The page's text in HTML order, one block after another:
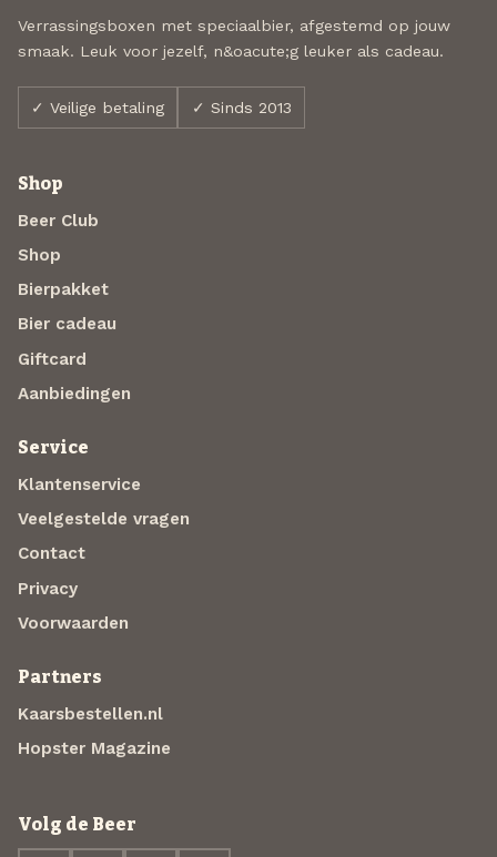
Verrassingsboxen met speciaalbier, afgestemd op jouw
smaak. Leuk voor jezelf, n&oacute;g leuker als cadeau.
✓ Veilige betaling ✓ Sinds 2013
Shop
Beer Club
Shop
Bierpakket
Bier cadeau
Giftcard
Aanbiedingen
Service
Klantenservice
Veelgestelde vragen
Contact
Privacy
Voorwaarden
Partners
Kaarsbestellen.nl
Hopster Magazine
Volg de Beer